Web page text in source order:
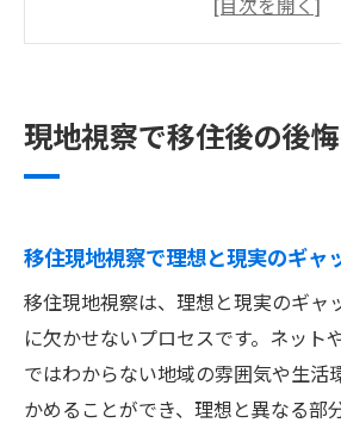
移住視察で生活コストや
移住検討時の視察で失敗を減
移住視察で見逃せない現
項目
移住検討段階でやるべき
法
現地視察で移住後の後
移住現地視察で理想と現実のギャ
移住現地視察は、理想と現実のギャ
に欠かせないプロセスです。ネット
ではわからない地域の雰囲気や生活
かめることができ、理想と異なる部